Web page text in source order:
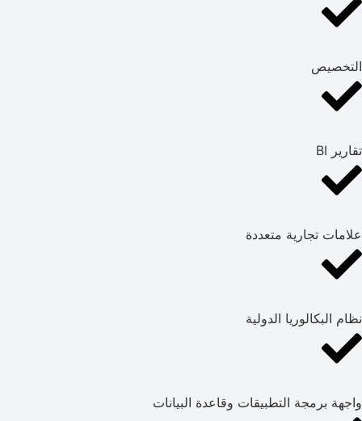
التخصيص
تقارير BI
علامات تجارية متعددة
نظام البكالوريا الدولية
واجهة برمجة التطبيقات وقاعدة البيانات